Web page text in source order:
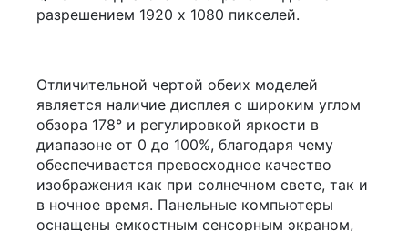
разрешением 1920 x 1080 пикселей.
Отличительной чертой обеих моделей
является наличие дисплея с широким углом
обзора 178° и регулировкой яркости в
диапазоне от 0 до 100%, благодаря чему
обеспечивается превосходное качество
изображения как при солнечном свете, так и
в ночное время. Панельные компьютеры
оснащены емкостным сенсорным экраном,